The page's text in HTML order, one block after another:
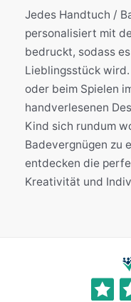
Jedes Handtuch /
personalisiert mit
bedruckt, sodass
Lieblingsstück
oder beim Spielen
handverlesenen
Kind sich rundum
Badevergnügen zu
entdecken die
Kreativität und